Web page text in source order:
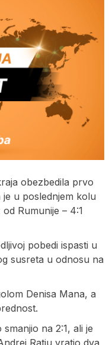
obezbedila prvo
u poslednjem kolu
Rumunije – 4:1
pobedi ispasti u
susreta u odnosu na
Denisa Mana, a
na 2:1, ali je
Ratiu vratio dva